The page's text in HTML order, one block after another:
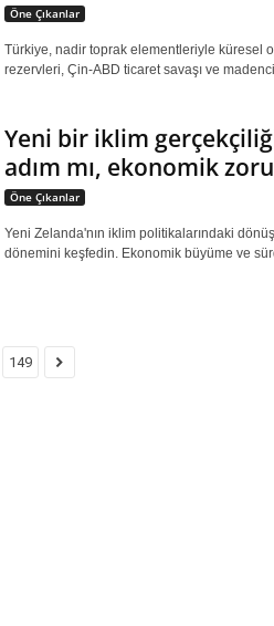
Öne Çıkanlar
Türkiye, nadir toprak elementleriyle küresel
rezervleri, Çin-ABD ticaret savaşı ve
Yeni bir iklim
adım mı, ekonomik
Öne Çıkanlar
Yeni Zelanda'nın iklim politikalarındaki
dönemini keşfedin. Ekonomik büyüme ve
149